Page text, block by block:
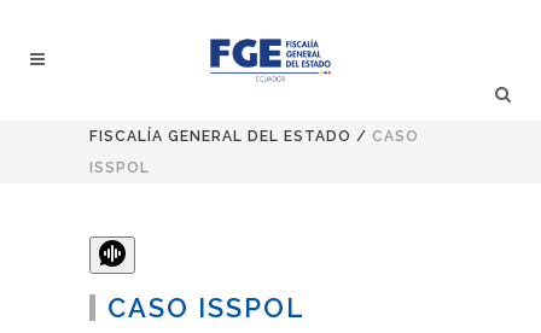
FISCALÍA GENERAL DEL ESTADO / CASO
ISSPOL
CASO ISSPOL